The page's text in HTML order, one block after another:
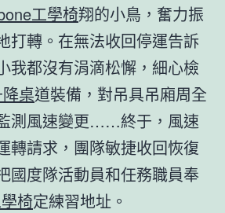
工學椅翔的小鳥，奮力振
打轉。在無法收回停運告訴
我都沒有涓滴松懈，細心檢
桌道裝備，對吊具吊廂周全
測風速變更……終于，風速
轉請求，團隊敏捷收回恢復
國度隊活動員和任務職員奉
椅定練習地址。